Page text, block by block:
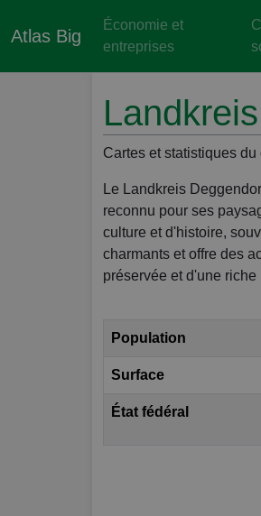
Atlas Big
Économie et
entreprises
Cartes et statistiques
Le Landkreis
reconnu pour ses
culture et d'histoire,
charmants et offre des
préservée et d'une riche
Population
Surface
État fédéral